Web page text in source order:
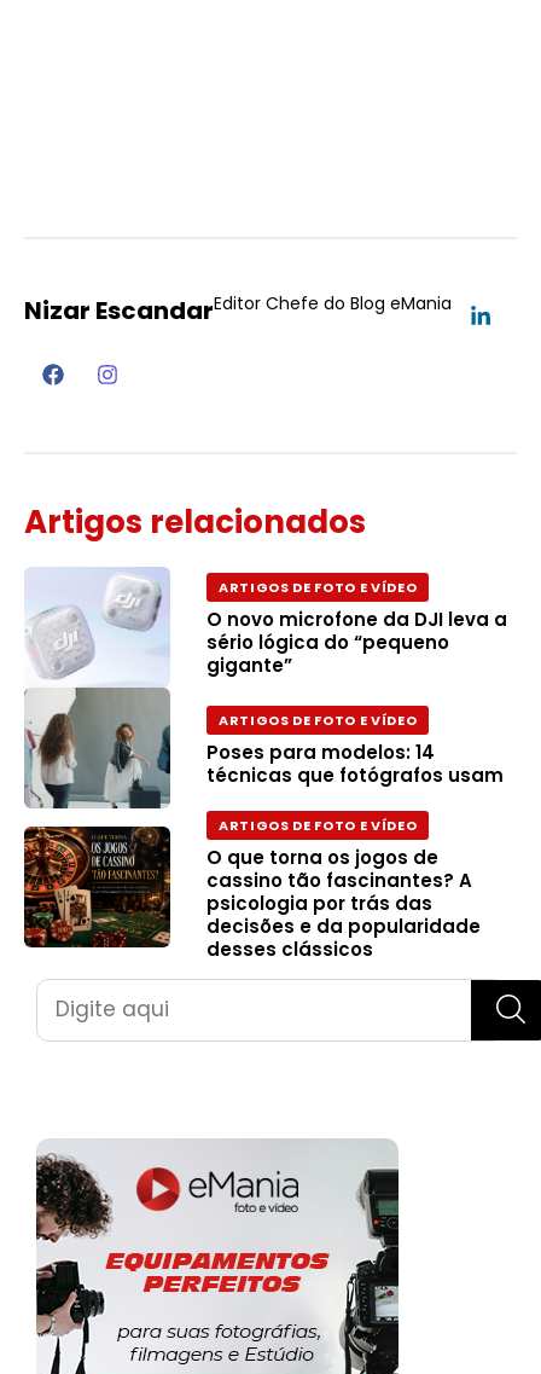
Nizar EscandarEditor Chefe do Blog eMania
Artigos relacionados
ARTIGOS DE FOTO E VÍDEO
O novo microfone da DJI leva a
sério lógica do “pequeno
gigante”
ARTIGOS DE FOTO E VÍDEO
Poses para modelos: 14
técnicas que fotógrafos usam
ARTIGOS DE FOTO E VÍDEO
O que torna os jogos de
cassino tão fascinantes? A
psicologia por trás das
decisões e da popularidade
desses clássicos
Pesquisar